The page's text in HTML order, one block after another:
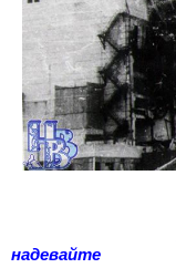
надевайте